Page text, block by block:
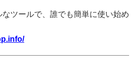
ツールで、誰でも簡単に使い始め